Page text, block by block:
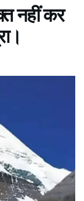
नहीं कर